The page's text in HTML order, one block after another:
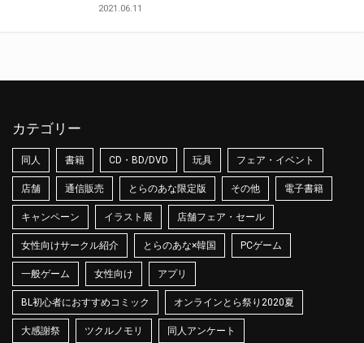
2021.06.11
カテゴリー
同人 書籍 CD・BD/DVD 玩具 フェア・イベント
店舗 通信販売 とらのあな限定版 その他 電子書籍
キャンペーン イラスト展 店舗フェア・セール
女性向けサークル紹介 とらのあな×韓国 PCゲーム
一般ゲーム 女性向け アプリ
BL初心者におすすめコミック オンラインとら祭り2020夏
大感謝祭 ツクルノモリ 同人アンケート